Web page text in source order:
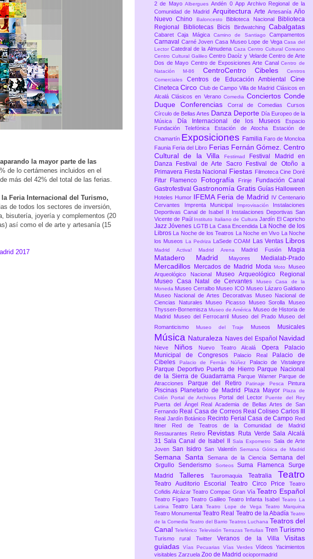
la mayor parte de las
de lo certámenes incluidos en el
más del 42% del total de las ferias.
Feria Internacional del Turismo,
de todos los sectores de inversión,
bisutería, joyería y complementos (20
así como el de arte y artesanía (15
2017
2 de Mayo AlberguesAndén 0 AppArchivo Regional de la
Comunidad de Madrid Arquitectura Arte ArtesaníaAño
Nuevo Chino
Baloncesto Biblioteca Nacional
Biblioteca
Regional
Bibliotecas Bicis Birdwatching Cabalgatas
CabaretCaja MágicaCamino de SantiagoCampamentos
Carnaval Carné JovenCasa Museo Lope de VegaCasa del
LectorCatedral de la Almudena Caza Centro Cultural Coreano
Centro Cultural GalileoCentro Daoíz y VelardeCentro de Arte
Dos de Mayo Centro de Exposiciones Arte CanalCentro de
Natación M-86 CentroCentro Cibeles
Centros
ComercialesCentros de Educación AmbientalCine
CinetecaCirco Club de Campo Villa de Madrid Clásicos en
AlcaláClásicos en Verano Comedia ConciertosConde
Duque Conferencias Corral de Comedias Cursos
Círculo de Bellas Artes Danza Deporte Día Europeo de la
Música
Día Internacional de los Museos
Espacio
Fundación Telefónica
Estación de Atocha
Estación de
Chamartín Exposiciones Familia Faro de Moncloa
Faunia Feria del Libro Ferias Fernán Gómez. Centro
Cultural de la VillaFestimad
Festival Madrid en
Danza
Festival de Arte Sacro
Festival de Otoño a
Primavera Fiesta Nacional Fiestas Filmoteca Cine Doré
Fitur Flamenco Fotografía Frinje
Fundación Canal
Gastrofestival Gastronomía Gratis Guías Halloween
Hoteles Humor IFEMA Feria de Madrid
IV Centenario
Cervantes
Imprenta Municipal Improvisación
Instalaciones
Deportivas Canal de Isabel II
Instalaciones Deportivas San
Vicente de Paúl
Instituto Italiano de CulturaJardín El Capricho
JazzJóvenes LGTB La Casa Encendida La Noche de los
Libros
La Noche de los Teatros La Noche en Vivo
La Noche
los Museos
La Pedriza LaSede COAM Las Ventas Libros
Madrid Activa! Madrid Arena Madrid Fusión Magia
Matadero Madrid Mayores Medialab-Prado
Mercadillos Mercados de Madrid ModaMoto Museo
Arqueológico Nacional
Museo Arqueológico Regional
Museo Casa Natal de Cervantes
Museo Casa de la
Moneda Museo Cerralbo Museo ICO Museo Lázaro Galdiano
Museo Nacional de Artes Decorativas Museo Nacional de
Ciencias Naturales Museo Picasso Museo Sorolla Museo
Thyssen-BornemiszaMuseo de América Museo de Historia de
Madrid
Museo del Ferrocarril Museo del Prado Museo del
Romanticismo
Museo del Traje Museos Musicales
Música Naturaleza Naves del Español Navidad
Nieve Niños Nuevo Teatro Alcalá Opera
Palacio
Municipal de Congresos
Palacio Real
Palacio de
Cibeles
Palacio de Fernán Núñez Palacio de Vistalegre
Parque Deportivo Puerta de Hierro Parque Nacional
de la Sierra de Guadarrama Parque Warner Parque de
Atracciones
Parque del Retiro Patinaje Pesca Pintura
Piscinas Planetario de Madrid Plaza Mayor
Plaza de
Colón Portal de Archivos Portal del LectorPuente del Rey
Puerta del Ángel
Real Academia de Bellas Artes de San
Fernando Real Casa de Correos Real Coliseo Carlos III
Real Jardín Botánico Recinto Ferial Casa de Campo Red
Itiner
Red de Teatros de la Comunidad de Madrid
Restaurantes
Retiro Revistas Ruta VerdeSala Alcalá
31Sala Canal de Isabel IISala Expometro Sala de Arte
JovenSan IsidroSan Valentín Semana Gótica de Madrid
Semana Santa Semana de la Ciencia Semana del
Orgullo Senderismo SorteosSuma FlamencaSurge
Madrid Talleres Tauromaquia Teatralia Teatro
Teatro Auditorio Escorial Teatro Circo Price Teatro
Cofidis AlcázarTeatro Compac Gran Vía Teatro Español
Teatro Fígaro Teatro Galileo Teatro Infanta IsabelTeatro La
Latina Teatro LaraTeatro Lope de Vega Teatro Marquina
Teatro Monumental Teatro Real Teatro de la Abadía Teatro
de la Comedia Teatro del Barrio Teatros Luchana Teatros del
CanalTeleférico TelevisiónTerrazasTertulias Tren Turismo
Turismo rural Twitter Veranos de la VillaVisitas
guiadasVías Pecuarias Vías Verdes VídeosYacimientos
visitables Zarzuela Zoo de Madrid ociopormadrid